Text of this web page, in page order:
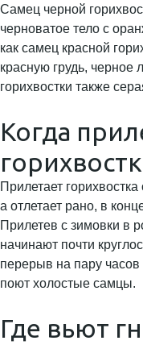
Самец черной
черноватое тело с
как самец красной
красную грудь, черное
горихвостки также
Когда
Прилетает
а отлетает рано, в
Прилетев с зимовки в
начинают почти
перерыв на пару
поют холостые самцы.
Где вьют